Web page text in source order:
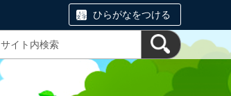
ひらがなをつける